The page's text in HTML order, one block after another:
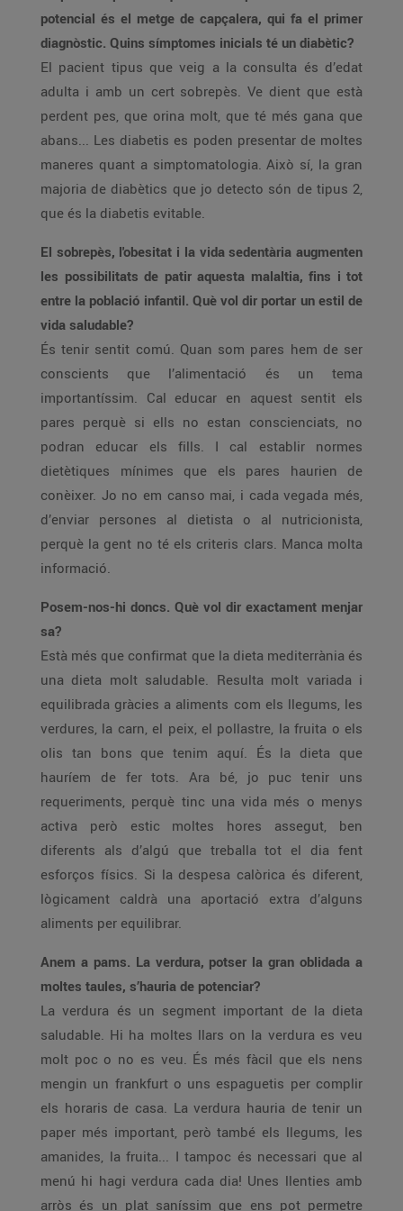
potencial és el metge de capçalera, qui fa el primer
diagnòstic. Quins símptomes inicials té un diabètic?
El pacient tipus que veig a la consulta és d’edat
adulta i amb un cert sobrepès. Ve dient que està
perdent pes, que orina molt, que té més gana que
abans... Les diabetis es poden presentar de moltes
maneres quant a simptomatologia. Això sí, la gran
majoria de diabètics que jo detecto són de tipus 2,
que és la diabetis evitable.
El sobrepès, l'obesitat i la vida sedentària augmenten
les possibilitats de patir aquesta malaltia, fins i tot
entre la població infantil. Què vol dir portar un estil de
vida saludable?
És tenir sentit comú. Quan som pares hem de ser
conscients que l’alimentació és un tema
importantíssim. Cal educar en aquest sentit els
pares perquè si ells no estan conscienciats, no
podran educar els fills. I cal establir normes
dietètiques mínimes que els pares haurien de
conèixer. Jo no em canso mai, i cada vegada més,
d’enviar persones al dietista o al nutricionista,
perquè la gent no té els criteris clars. Manca molta
informació.
Posem-nos-hi doncs. Què vol dir exactament menjar
sa?
Està més que confirmat que la dieta mediterrània és
una dieta molt saludable. Resulta molt variada i
equilibrada gràcies a aliments com els llegums, les
verdures, la carn, el peix, el pollastre, la fruita o els
olis tan bons que tenim aquí. És la dieta que
hauríem de fer tots. Ara bé, jo puc tenir uns
requeriments, perquè tinc una vida més o menys
activa però estic moltes hores assegut, ben
diferents als d’algú que treballa tot el dia fent
esforços físics. Si la despesa calòrica és diferent,
lògicament caldrà una aportació extra d’alguns
aliments per equilibrar.
Anem a pams. La verdura, potser la gran oblidada a
moltes taules, s’hauria de potenciar?
La verdura és un segment important de la dieta
saludable. Hi ha moltes llars on la verdura es veu
molt poc o no es veu. És més fàcil que els nens
mengin un frankfurt o uns espaguetis per complir
els horaris de casa. La verdura hauria de tenir un
paper més important, però també els llegums, les
amanides, la fruita... I tampoc és necessari que al
menú hi hagi verdura cada dia! Unes llenties amb
arròs és un plat saníssim que ens pot permetre